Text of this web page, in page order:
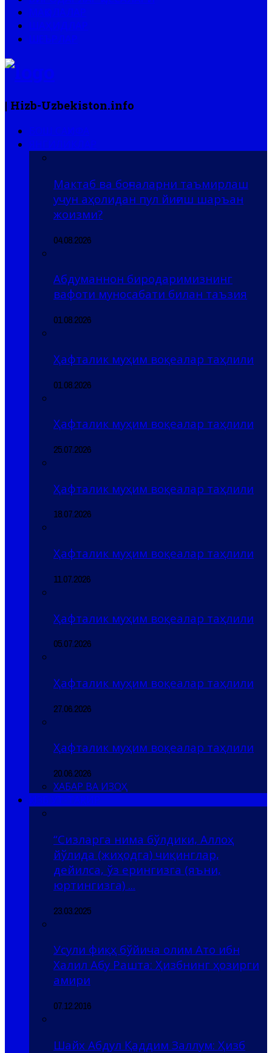
| Hizb-Uzbekiston.info
Мактаб ва боғчаларни таъмирлаш
учун аҳолидан пул йиғиш шаръан
жоизми?
04.08.2026
Абдуманнон биродаримизнинг
вафоти муносабати билан таъзия
01.08.2026
Ҳафталик муҳим воқеалар таҳлили
01.08.2026
Ҳафталик муҳим воқеалар таҳлили
25.07.2026
Ҳафталик муҳим воқеалар таҳлили
18.07.2026
Ҳафталик муҳим воқеалар таҳлили
11.07.2026
Ҳафталик муҳим воқеалар таҳлили
05.07.2026
Ҳафталик муҳим воқеалар таҳлили
27.06.2026
Ҳафталик муҳим воқеалар таҳлили
20.06.2026
ХАБАР ВА ИЗОҲ
“Сизларга нима бўлдики, Аллоҳ
йўлида (жиҳодга) чиқинглар,
дейилса, ўз ерингизга (яъни,
юртингизга) ...
23.03.2025
Усули фиқҳ бўйича олим Ато ибн
Халил Абу Рашта: Ҳизбнинг ҳозирги
амири
07.12.2016
Шайх Абдул Қаддим Заллум: Ҳизб